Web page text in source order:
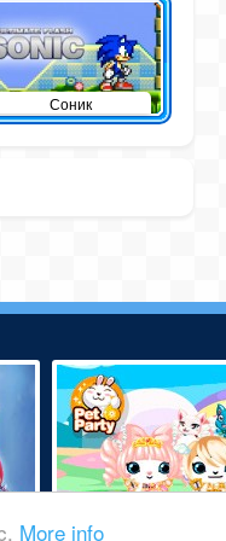
More info
Соник